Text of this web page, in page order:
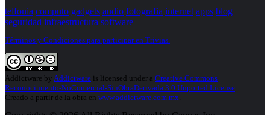
telfonia computo gadgets audio fotografia internet apps blog
seguridad infraestructura software
Términos y Condiciones para participar en Trivias.
Addictware by Addictware is licensed under a Creative Commons
Reconocimiento-NoComercial-SinObraDerivada 3.0 Unported License
Creado a partir de la obra en www.addictware.com.mx